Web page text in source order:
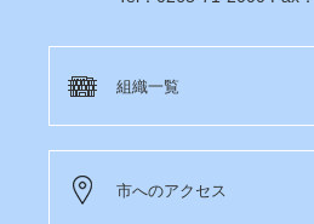
組織一覧
市へのアクセス